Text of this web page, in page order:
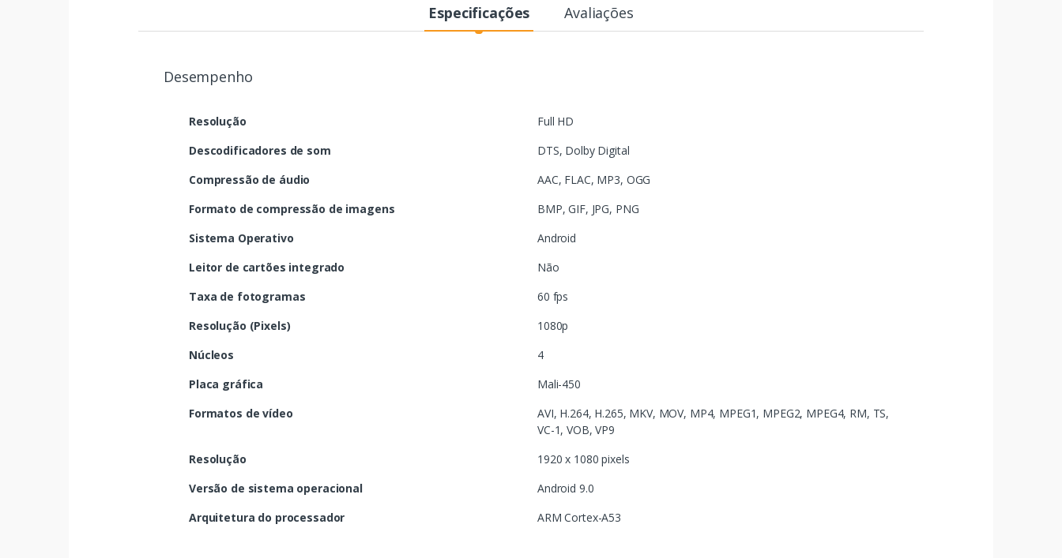
Especificações Avaliações
Desempenho
Resolução
Full HD
Descodificadores de som
DTS, Dolby Digital
Compressão de áudio
AAC, FLAC, MP3, OGG
Formato de compressão de imagens
BMP, GIF, JPG, PNG
Sistema Operativo
Android
Leitor de cartões integrado
Não
Taxa de fotogramas
60 fps
Resolução (Pixels)
1080p
Núcleos
4
Placa gráfica
Mali-450
Formatos de vídeo
AVI, H.264, H.265, MKV, MOV, MP4, MPEG1, MPEG2, MPEG4, RM, TS,
VC-1, VOB, VP9
Resolução
1920 x 1080 pixels
Versão de sistema operacional
Android 9.0
Arquitetura do processador
ARM Cortex-A53